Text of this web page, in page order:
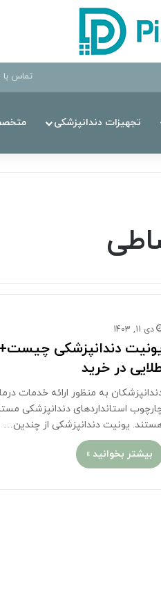
تماس با
تجهیزات دندانپزشکی
دی 11, 1403
دندانپزشکی
در خرید
به منظور ارائه خدمات
استانداردهای دندانپزشکی
یونیت دندانپزشکی از چندین…
بیشتر بخوانید »